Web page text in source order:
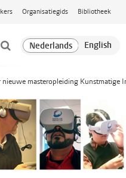
Organisatiegids Bibliotheek
masteropleiding Kunstmatige